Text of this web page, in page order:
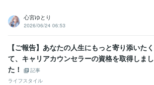
心宮ゆとり
2026/06/24 06:53
【ご報告】あなたの人生にもっと寄り添いたく
て、キャリアカウンセラーの資格を取得しまし
た！
記事
ライフスタイル